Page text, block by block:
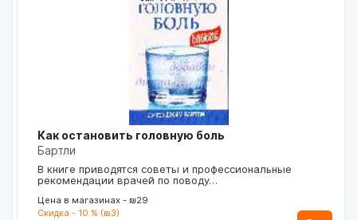
Как остановить головную боль
Бартли
В книге приводятся советы и профессиональные
рекомендации врачей по поводу…
Цена в магазинах - ₪29
Скидка - 10 % (₪3)